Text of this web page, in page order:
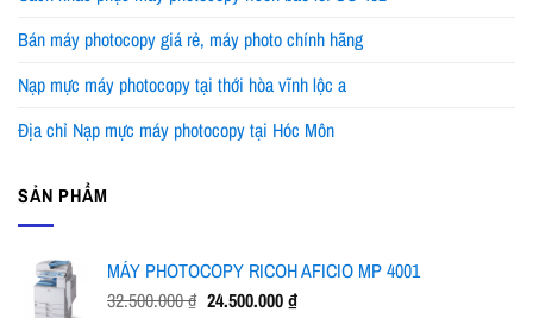
Bán máy photocopy giá rẻ, máy photo chính hãng
Nạp mực máy photocopy tại thới hòa vĩnh lộc a
Địa chỉ Nạp mực máy photocopy tại Hóc Môn
SẢN PHẨM
MÁY PHOTOCOPY RICOH AFICIO MP 4001
32.500.000₫ Giá
24.500.000₫Giá